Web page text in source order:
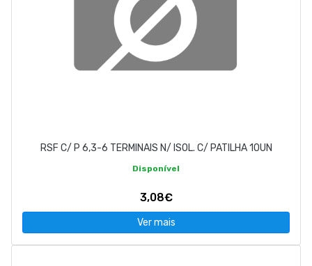
RSF C/ P 6,3-6 TERMINAIS N/ ISOL. C/ PATILHA 10UN
Disponível
3,08€
Ver mais